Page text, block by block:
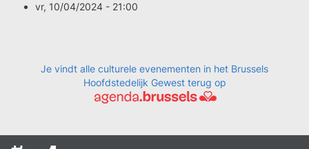
vr, 10/04/2024 - 21:00
Je vindt alle culturele evenementen in het Brussels
Hoofdstedelijk Gewest terug op